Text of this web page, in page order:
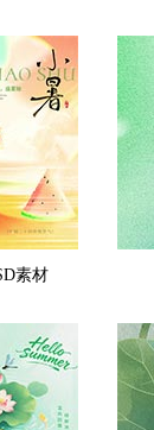
素材